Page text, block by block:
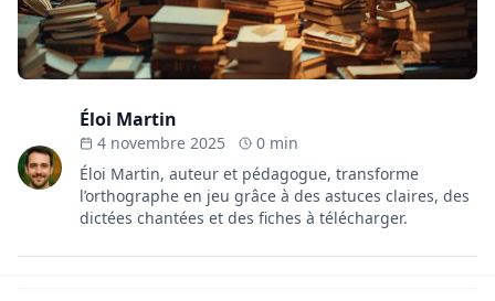
Éloi Martin
4 novembre 2025
0 min
Éloi Martin, auteur et pédagogue, transforme
l’orthographe en jeu grâce à des astuces claires, des
dictées chantées et des fiches à télécharger.